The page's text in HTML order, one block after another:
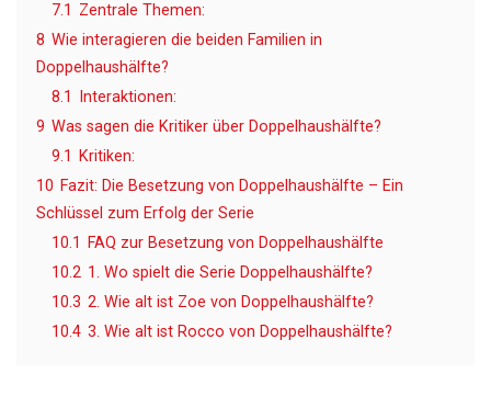
7.1 Zentrale Themen:
8 Wie interagieren die beiden Familien in
Doppelhaushälfte?
8.1
Interaktionen:
9 Was sagen die Kritiker über Doppelhaushälfte?
9.1
Kritiken:
10 Fazit: Die Besetzung von Doppelhaushälfte – Ein
Schlüssel zum Erfolg der Serie
10.1
FAQ zur Besetzung von Doppelhaushälfte
10.2 1. Wo spielt die Serie Doppelhaushälfte?
10.3 2. Wie alt ist Zoe von Doppelhaushälfte?
10.4 3. Wie alt ist Rocco von Doppelhaushälfte?